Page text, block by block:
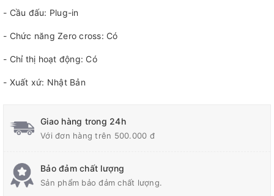
- Cầu đấu: Plug-in
- Chức năng Zero cross: Có
- Chỉ thị hoạt động: Có
- Xuất xứ: Nhật Bản
Giao hàng trong 24h
Với đơn hàng trên 500.000 đ
Bảo đảm chất lượng
Sản phẩm bảo đảm chất lượng.